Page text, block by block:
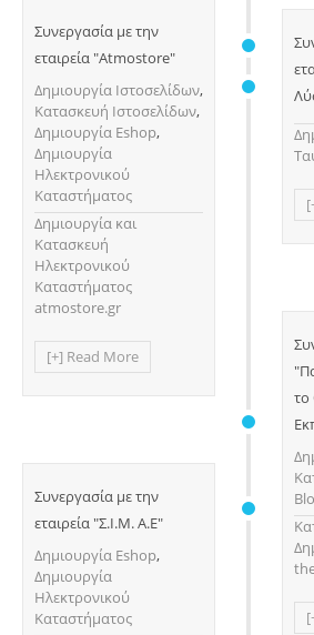
Συνεργασία με την
εταιρεία "Atmostore"
Δημιουργία Ιστοσελίδων,
Κατασκευή Ιστοσελίδων,
Δημιουργία Eshop,
Δημιουργία
Ηλεκτρονικού
Καταστήματος
Δημιουργία και
Κατασκευή
Ηλεκτρονικού
Καταστήματος
atmostore.gr
[+] Read More
Συνεργασία με την
εταιρεία "Σ.Ι.Μ. Α.Ε"
Δημιουργία Eshop,
Δημιουργία
Ηλεκτρονικού
Καταστήματος
το